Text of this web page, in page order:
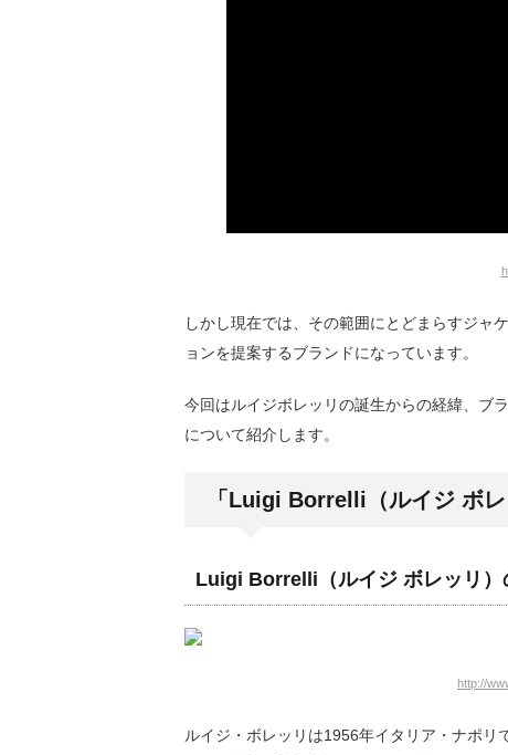
しかし現在では、その範囲にとどまらすジャ
ョンを提案するブランドになっています。
今回はルイジボレッリの誕生からの経緯、ブ
について紹介します。
「Luigi Borrelli（ルイジ ボ
Luigi Borrelli（ルイジ ボレッリ）
http://
ルイジ・ボレッリは1956年イタリア・ナポリ